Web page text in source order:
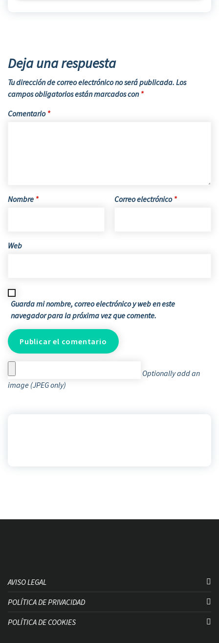
Deja una respuesta
Tu dirección de correo electrónico no será publicada. Los
campos obligatorios están marcados con *
Comentario *
Nombre * Correo electrónico *
Web
Guarda mi nombre, correo electrónico y web en este
navegador para la próxima vez que comente.
Optionally add an
image (JPEG only)
AVISO LEGAL
POLÍTICA DE PRIVACIDAD
POLÍTICA DE COOKIES